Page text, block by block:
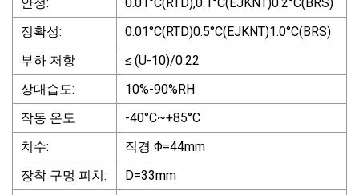
정확성:
0.01°C(RTD)0.5°C(EJKNT)1.0°C(BRS)
부하 저항
≤ (U-10)/0.22
상대습도:
10%-90%RH
작동 온도
-40°C~+85°C
치수:
직경 Φ=44mm
장착 구멍 피치:
D=33mm